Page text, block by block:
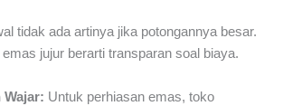
tidak ada artinya jika potongannya besar.
jujur berarti transparan soal biaya.
Wajar: Untuk perhiasan emas, toko